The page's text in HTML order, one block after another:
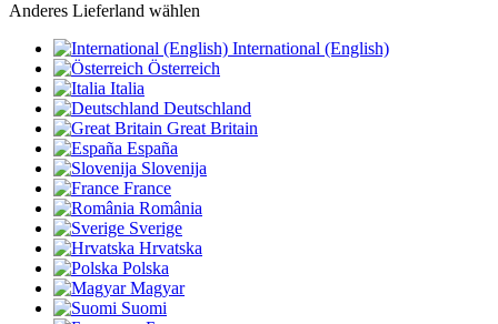
Anderes Lieferland wählen
International (English)
Österreich
Italia
Deutschland
Great Britain
España
Slovenija
France
România
Sverige
Hrvatska
Polska
Magyar
Suomi